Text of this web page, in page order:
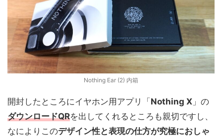
Nothing Ear (2) 内箱
開封したところにイヤホン用アプリ「Nothing X 」の
ダウンロードQRを出してくれるところも親切ですし、
なによりこのデザイン性と表現の仕方が究極におしゃ